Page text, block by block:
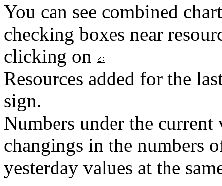
You can see combined
checking boxes near
clicking on
Resources added for the
sign.
Numbers under the
changings in the numbers
yesterday values at the